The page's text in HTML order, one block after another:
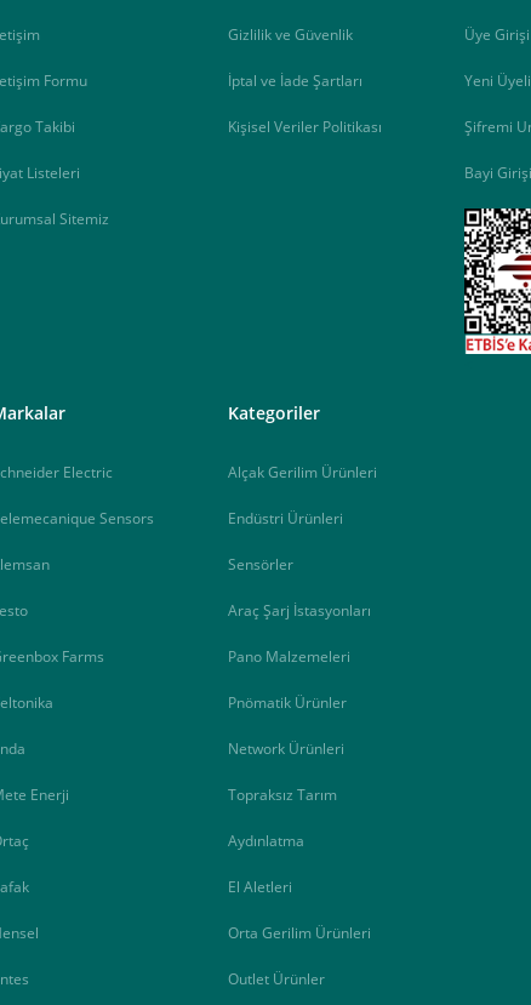
Formu
Takibi
Listeleri
Sitemiz
Gizlilik ve Güvenlik
İptal ve İade Şartları
Kişisel Veriler Politikası
Üye Girişi
Yeni
Şifremi
Bayi Girişi
Electric
Sensors
Farms
Enerji
Kategoriler
Alçak Gerilim Ürünleri
Endüstri Ürünleri
Sensörler
Araç Şarj İstasyonları
Pano Malzemeleri
Pnömatik Ürünler
Network Ürünleri
Topraksız Tarım
Aydınlatma
El Aletleri
Orta Gerilim Ürünleri
Outlet Ürünler